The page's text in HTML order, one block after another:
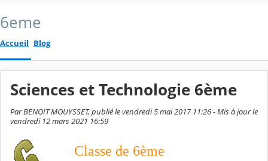
6eme
Accueil Blog
Sciences et Technologie 6ème
Par BENOIT MOUYSSET, publié le vendredi 5 mai 2017 11:26 - Mis à jour le
vendredi 12 mars 2021 16:59
Classe de 6ème